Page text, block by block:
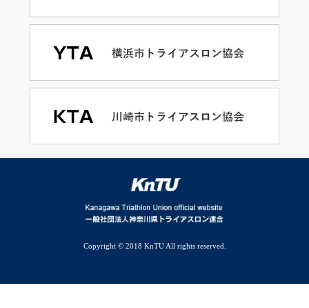
Copyright © 2018 KnTU All rights reserved.